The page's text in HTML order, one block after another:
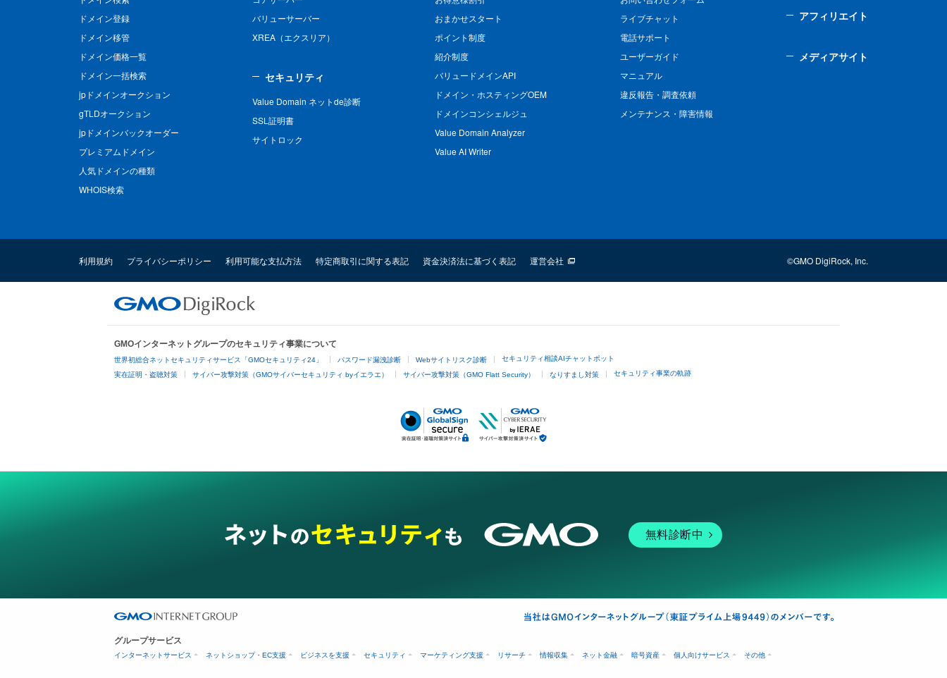
ドメイン登録
ドメイン移管
ドメイン価格一覧
ドメイン一括検索
jpドメインオークション
gTLDオークション
jpドメインバックオーダー
プレミアムドメイン
人気ドメインの種類
WHOIS検索
バリューサーバー
XREA（エクスリア）
セキュリティ
Value Domain ネットde診断
SSL証明書
サイトロック
おまかせスタート
ポイント制度
紹介制度
バリュードメインAPI
ドメイン・ホスティングOEM
ドメインコンシェルジュ
Value Domain Analyzer
Value AI Writer
ライブチャット
電話サポート
ユーザーガイド
マニュアル
違反報告・調査依頼
メンテナンス・障害情報
アフィリエイト
メディアサイト
利用規約 プライバシーポリシー 利用可能な支払方法 特定商取引に関する表記 資金決済法に基づく表記 運営会社 ©GMO DigiRock, Inc.
GMOインターネットグループのセキュリティ事業について
世界初総合ネットセキュリティサービス「GMOセキュリティ24」 パスワード漏洩診断 Webサイトリスク診断 セキュリティ相談AIチャットボット
実在証明・盗聴対策 サイバー攻撃対策（GMOサイバーセキュリティ byイエラエ） サイバー攻撃対策（GMO Flatt Security） なりすまし対策 セキュリティ事業の軌跡
無料診断中
グループサービス
インターネットサービス ネットショップ・EC支援 ビジネスを支援 セキュリティ マーケティング支援 リサーチ 情報収集 ネット金融 暗号資産 個人向けサービス その他